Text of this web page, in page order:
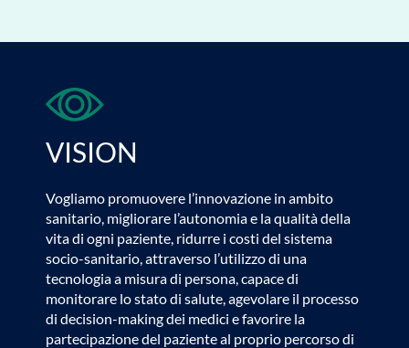
VISION
Vogliamo promuovere l’innovazione in ambito
sanitario, migliorare l’autonomia e la qualità della
vita di ogni paziente, ridurre i costi del sistema
socio-sanitario, attraverso l’utilizzo di una
tecnologia a misura di persona, capace di
monitorare lo stato di salute, agevolare il processo
di decision-making dei medici e favorire la
partecipazione del paziente al proprio percorso di